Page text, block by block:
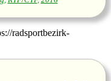
radsportbezirk-